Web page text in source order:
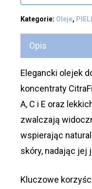
Kategorie: Oleje,
Opis
Elegancki olejek
koncentraty
A, C i E oraz
zwalczają
wspierając
skóry, nadając jej
Kluczowe